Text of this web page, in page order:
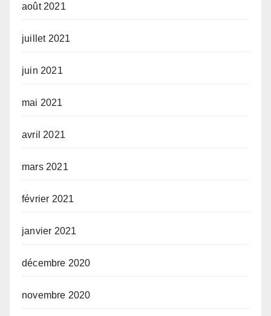
août 2021
juillet 2021
juin 2021
mai 2021
avril 2021
mars 2021
février 2021
janvier 2021
décembre 2020
novembre 2020